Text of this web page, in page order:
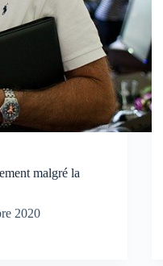
malgré la
2020